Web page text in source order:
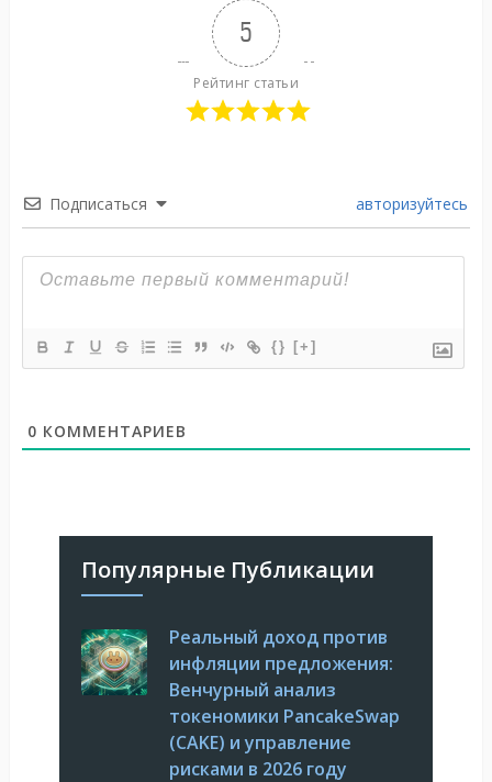
5
Рейтинг статьи
Подписаться авторизуйтесь
{} [+]
0 КОММЕНТАРИЕВ
Популярные Публикации
Реальный доход против
инфляции предложения:
Венчурный анализ
токеномики PancakeSwap
(CAKE) и управление
рисками в 2026 году